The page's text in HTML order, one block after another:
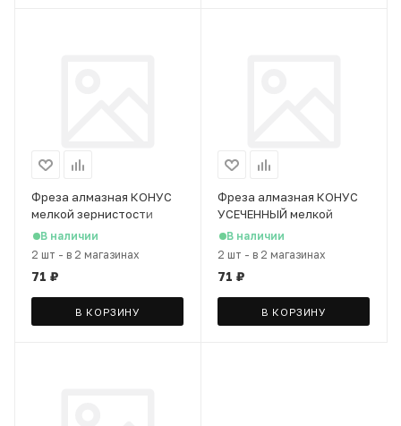
Фреза алмазная КОНУС
мелкой зернистости
(красная полоса)
В наличии
2 шт - в 2 магазинах
71 ₽
В КОРЗИНУ
Фреза алмазная КОНУС
УСЕЧЕННЫЙ мелкой
зернистости (красная
полоса)
В наличии
2 шт - в 2 магазинах
71 ₽
В КОРЗИНУ